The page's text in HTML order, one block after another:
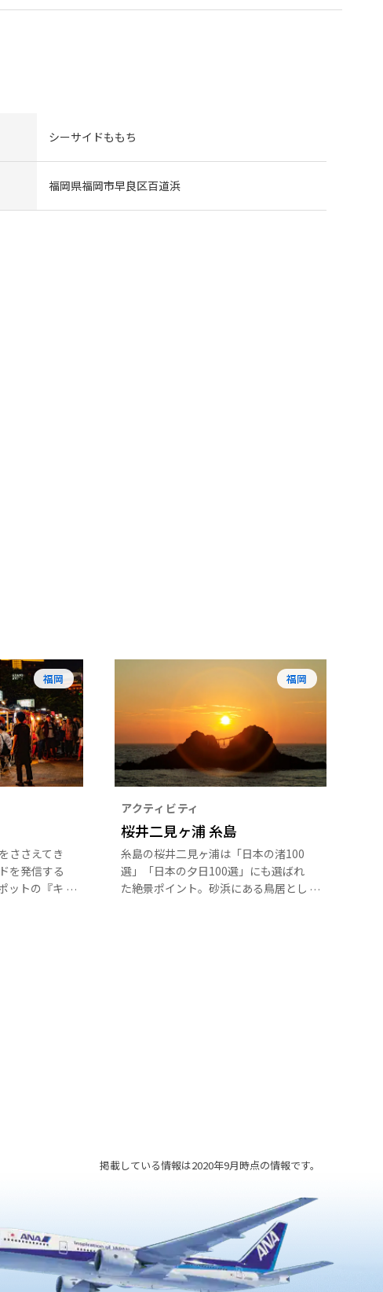
シーサイドももち
福岡県福岡市早良区百道浜
福岡
ささえてき
を発信する
ットの『キ
福岡
アクティビティ
桜井二見ヶ浦 糸島
糸島の桜井二見ヶ浦は「日本の渚100
選」「日本の夕日100選」にも選ばれ
た絶景ポイント。砂浜にある鳥居とし
掲載している情報は2020年9月時点の情報です。